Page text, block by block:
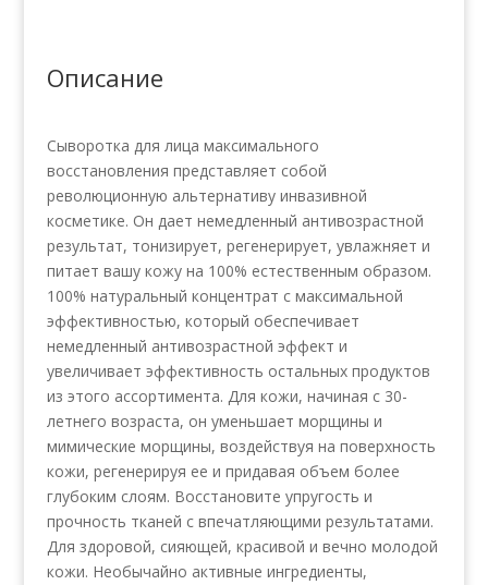
Описание
Сыворотка для лица максимального
восстановления представляет собой
революционную альтернативу инвазивной
косметике. Он дает немедленный антивозрастной
результат, тонизирует, регенерирует, увлажняет и
питает вашу кожу на 100% естественным образом.
100% натуральный концентрат с максимальной
эффективностью, который обеспечивает
немедленный антивозрастной эффект и
увеличивает эффективность остальных продуктов
из этого ассортимента. Для кожи, начиная с 30-
летнего возраста, он уменьшает морщины и
мимические морщины, воздействуя на поверхность
кожи, регенерируя ее и придавая объем более
глубоким слоям. Восстановите упругость и
прочность тканей с впечатляющими результатами.
Для здоровой, сияющей, красивой и вечно молодой
кожи. Необычайно активные ингредиенты,